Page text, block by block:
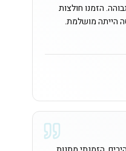
הזמנו חולצות
הייתה מושלמת.